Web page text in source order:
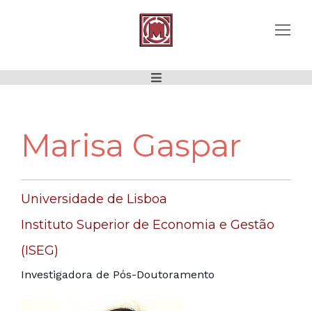
Marisa Gaspar
Universidade de Lisboa
Instituto Superior de Economia e Gestão
(ISEG)
Investigadora de Pós-Doutoramento